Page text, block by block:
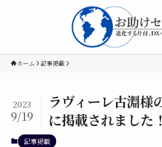
ホーム 記事掲載
ラヴィーレ古淵様
に掲載されました！
2023
9/19
記事掲載